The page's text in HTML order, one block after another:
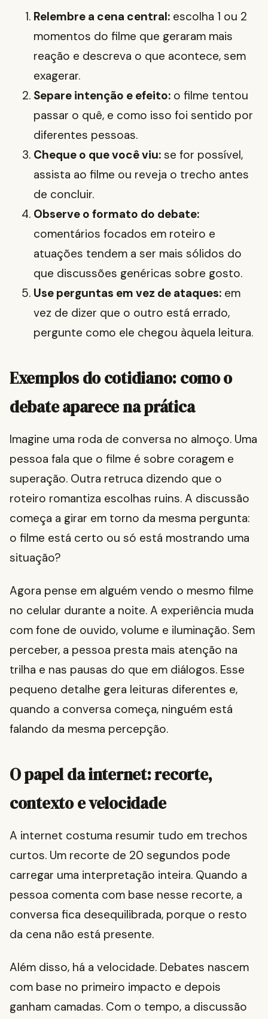
Relembre a cena central: escolha 1 ou 2
momentos do filme que geraram mais
reação e descreva o que acontece, sem
exagerar.
Separe intenção e efeito: o filme tentou
passar o quê, e como isso foi sentido por
diferentes pessoas.
Cheque o que você viu: se for possível,
assista ao filme ou reveja o trecho antes
de concluir.
Observe o formato do debate:
comentários focados em roteiro e
atuações tendem a ser mais sólidos do
que discussões genéricas sobre gosto.
Use perguntas em vez de ataques: em
vez de dizer que o outro está errado,
pergunte como ele chegou àquela leitura.
Exemplos do cotidiano: como o
debate aparece na prática
Imagine uma roda de conversa no almoço. Uma
pessoa fala que o filme é sobre coragem e
superação. Outra retruca dizendo que o
roteiro romantiza escolhas ruins. A discussão
começa a girar em torno da mesma pergunta:
o filme está certo ou só está mostrando uma
situação?
Agora pense em alguém vendo o mesmo filme
no celular durante a noite. A experiência muda
com fone de ouvido, volume e iluminação. Sem
perceber, a pessoa presta mais atenção na
trilha e nas pausas do que em diálogos. Esse
pequeno detalhe gera leituras diferentes e,
quando a conversa começa, ninguém está
falando da mesma percepção.
O papel da internet: recorte,
contexto e velocidade
A internet costuma resumir tudo em trechos
curtos. Um recorte de 20 segundos pode
carregar uma interpretação inteira. Quando a
pessoa comenta com base nesse recorte, a
conversa fica desequilibrada, porque o resto
da cena não está presente.
Além disso, há a velocidade. Debates nascem
com base no primeiro impacto e depois
ganham camadas. Com o tempo, a discussão